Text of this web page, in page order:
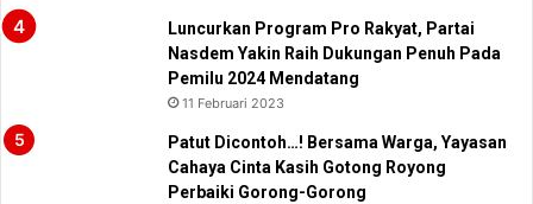
Luncurkan Program Pro Rakyat, Partai
Nasdem Yakin Raih Dukungan Penuh Pada
Pemilu 2024 Mendatang
11 Februari 2023
Patut Dicontoh…! Bersama Warga, Yayasan
Cahaya Cinta Kasih Gotong Royong
Perbaiki Gorong-Gorong